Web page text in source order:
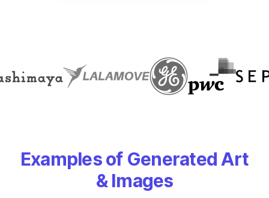
Examples of Generated Art
& Images